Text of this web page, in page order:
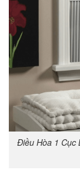
Điều Hòa 1 Cục